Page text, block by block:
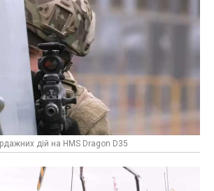
дій на HMS Dragon D35